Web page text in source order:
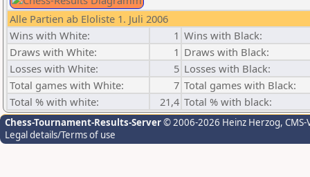
Alle Partien ab Eloliste 1. Juli 2006
Wins with White:
1 Wins with Black:
Draws with White:
1 Draws with Black:
Losses with White:
5 Losses with Black:
Total games with White:
7 Total games with Black:
Total % with white:
21,4 Total % with black:
Chess-Tournament-Results-Server© 2006-2026 Heinz Herzog,
Legal details/Terms of use